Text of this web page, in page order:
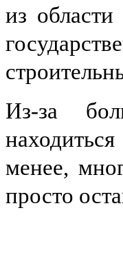
из области
Из-за
менее,
просто